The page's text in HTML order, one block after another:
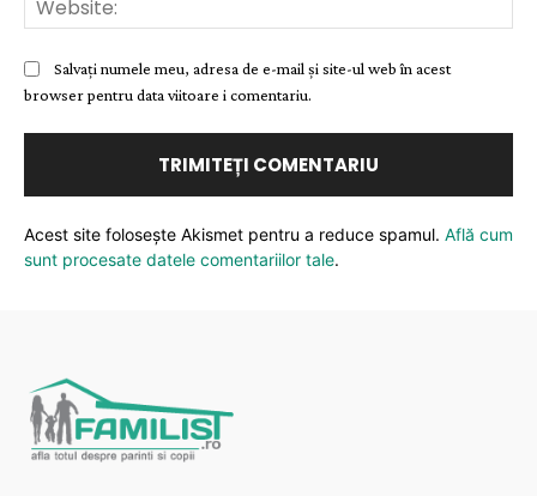
Salvați numele meu, adresa de e-mail și site-ul web în acest
browser pentru data viitoare i comentariu.
Acest site folosește Akismet pentru a reduce spamul. Află cum
sunt procesate datele comentariilor tale.